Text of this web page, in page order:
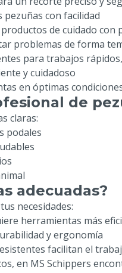
con facilidad
de cuidado con
problemas de forma
para trabajos
y cuidadoso
en óptimas
de
claras:
podales
adecuadas?
necesidades:
herramientas más
y ergonomía
facilitan el
en MS Schippers